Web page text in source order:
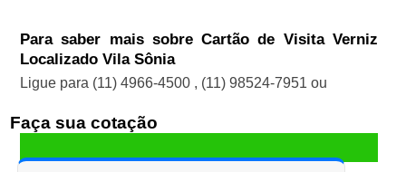
Para saber mais sobre Cartão de Visita Verniz
Localizado Vila Sônia
Ligue para (11) 4966-4500 , (11) 98524-7951 ou
Faça sua cotação